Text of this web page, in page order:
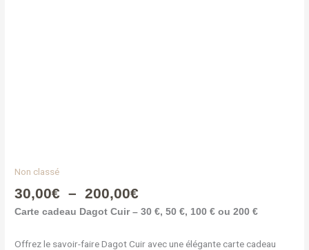
Non classé
30,00€ – 200,00€
Carte cadeau Dagot Cuir – 30 €, 50 €, 100 € ou 200 €
Offrez le savoir-faire Dagot Cuir avec une élégante carte cadeau